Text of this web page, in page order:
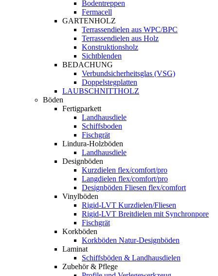
Bodentreppen
Fermacell
GARTENHOLZ
Terrassendielen aus WPC/BPC
Terrassendielen aus Holz
Konstruktionsholz
Sichtblenden
BEDACHUNG
Verbundsicherheitsglas (VSG)
Doppelstegplatten
LAUBSCHNITTHOLZ
Böden
Fertigparkett
Landhausdiele
Schiffsboden
Fischgrät
Lindura-Holzböden
Landhausdiele
Designböden
Kurzdielen flex/comfort/pro
Langdielen flex/comfort/pro
Designböden Fliesen flex/comfort
Vinylböden
Rigid-LVT Kurzdielen/Fliesen
Rigid-LVT Breitdielen mit Synchronpore
Fischgrät
Korkböden
Korkböden Natur-Designböden
Laminat
Schiffsböden & Landhausdielen
Zubehör & Pflege